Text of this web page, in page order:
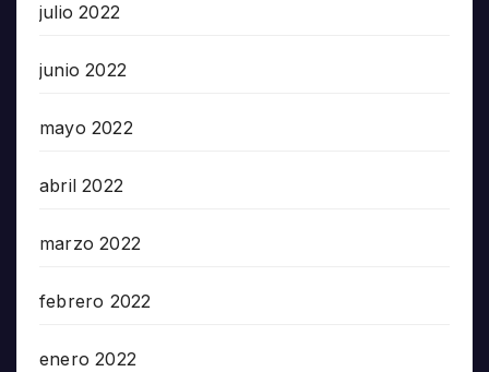
julio 2022
junio 2022
mayo 2022
abril 2022
marzo 2022
febrero 2022
enero 2022